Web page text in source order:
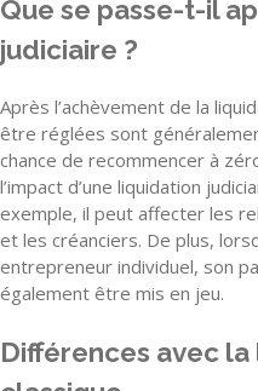
Que se passe-t-il
judiciaire ?
Après l’achèvement de la
être réglées sont
chance de recommencer à
l’impact d’une liquidation
exemple, il peut affecter les
et les créanciers. De plus,
entrepreneur individuel, son
également être mis en jeu.
Différences avec